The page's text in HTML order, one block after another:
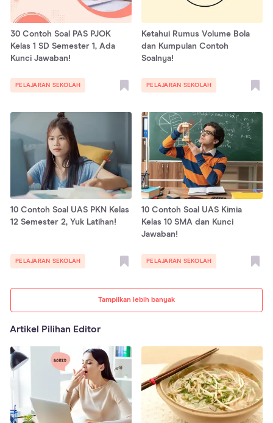
Tampilkan lebih banyak
30 Contoh Soal PAS PJOK
Kelas 1 SD Semester 1, Ada
Kunci Jawaban!
PELAJARAN SEKOLAH
Ketahui Rumus Volume Bola
dan Kumpulan Contoh
Soalnya!
PELAJARAN SEKOLAH
10 Contoh Soal UAS PKN Kelas
12 Semester 2, Yuk Latihan!
PELAJARAN SEKOLAH
10 Contoh Soal UAS Kimia
Kelas 10 SMA dan Kunci
Jawaban!
PELAJARAN SEKOLAH
Artikel Pilihan Editor